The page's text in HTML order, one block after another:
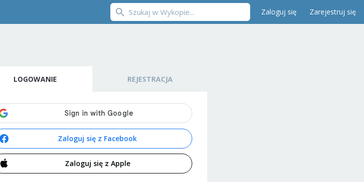
Zaloguj się Zarejestruj się
LOGOWANIE REJESTRACJA
Zaloguj się z Facebook
Zaloguj się z Apple